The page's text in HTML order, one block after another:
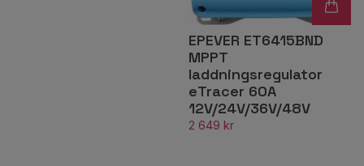
EPEVER ET6415BND
MPPT
laddningsregulator
eTracer 60A
12V/24V/36V/48V
2 649 kr